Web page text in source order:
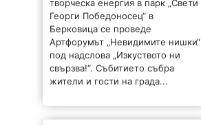
творческа енергия в парк „Свети
Георги Победоносец“ в
Берковица се проведе
Артфорумът „Невидимите нишки“
под надслова „Изкуството ни
свързва!“. Събитието събра
жители и гости на града...